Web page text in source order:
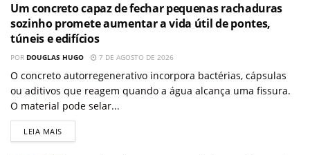
Um concreto capaz de fechar pequenas rachaduras
sozinho promete aumentar a vida útil de pontes,
túneis e edifícios
POR DOUGLAS HUGO 7 DE AGOSTO DE 2026
O concreto autorregenerativo incorpora bactérias, cápsulas
ou aditivos que reagem quando a água alcança uma fissura.
O material pode selar...
LEIA MAIS